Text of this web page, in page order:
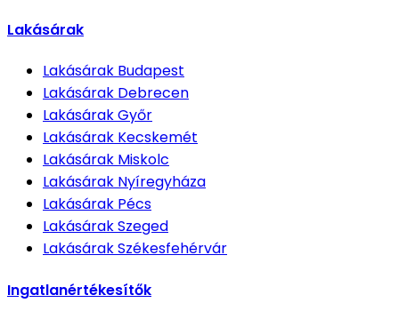
Lakásárak
Lakásárak Budapest
Lakásárak Debrecen
LakásárakGyőr
Lakásárak Kecskemét
Lakásárak Miskolc
Lakásárak Nyíregyháza
Lakásárak Pécs
LakásárakSzeged
LakásárakSzékesfehérvár
Ingatlanértékesítők